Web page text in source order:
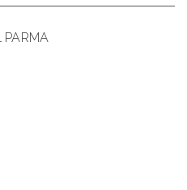
PARMA